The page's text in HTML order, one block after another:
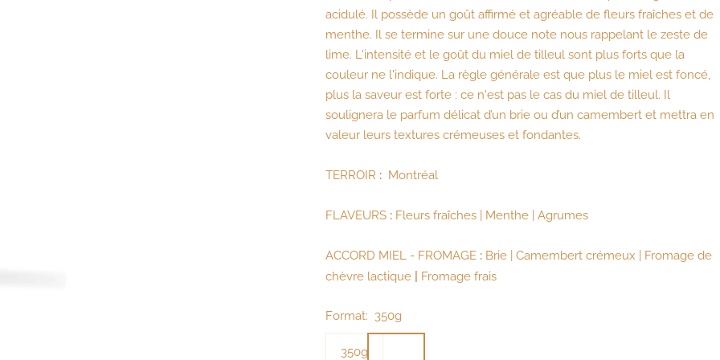
acidulé. Il possède un goût affirmé et agréable de fleurs fraîches et de
menthe. Il se termine sur une douce note nous rappelant le zeste de
lime. L'intensité et le goût du miel de tilleul sont plus forts que la
couleur ne l'indique. La règle générale est que plus le miel est foncé,
plus la saveur est forte : ce n'est pas le cas du miel de tilleul. Il
soulignera le parfum délicat d’un brie ou d’un camembert et mettra en
valeur leurs textures crémeuses et fondantes.
TERROIR : Montréal
FLAVEURS : Fleurs fraîches Menthe | Agrumes
ACCORD MIEL - FROMAGE : Brie | Camembert crémeux
Fromage de
chèvre lactique
Fromage frais
Format: 350g
350g